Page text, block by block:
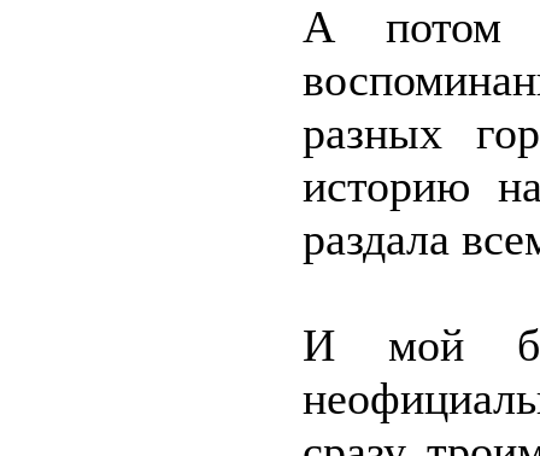
А потом
разных
историю
раздала
И мой